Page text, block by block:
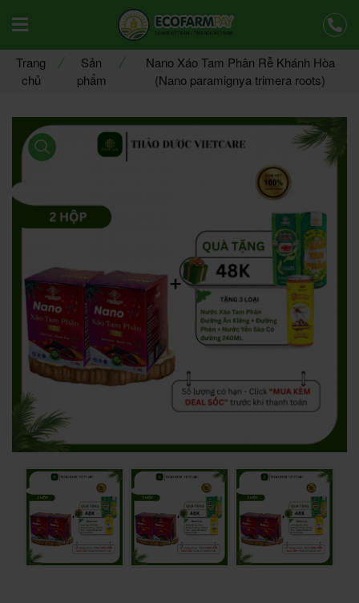
Offcanvas Menu Mobile Open
Trang
chủ
Sản
phẩm
Nano Xáo Tam Phân Rễ Khánh Hòa
(Nano paramignya trimera roots)
product view